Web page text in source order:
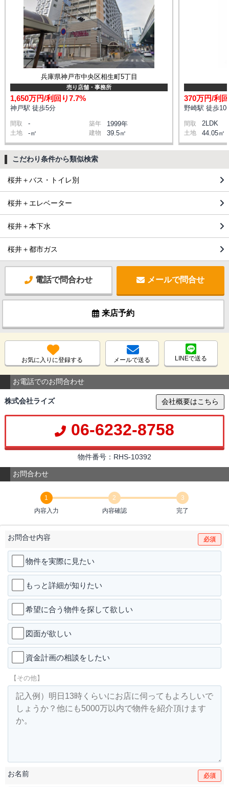
兵庫県神戸市中央区相生町5丁目
売り店舗・事務所
1,650万円/利回り7.7%
神戸駅 徒歩5分
間取 - 築年 1999年
土地 -㎡ 建物 39.5㎡
370万円/利
野崎駅 徒歩10
間取 2LDK
土地 44.05㎡
こだわり条件から類似検索
桜井＋バス・トイレ別
桜井＋エレベーター
桜井＋本下水
桜井＋都市ガス
電話で問合わせ メールで問合せ
来店予約
お気に入りに登録する メールで送る LINEで送る
お電話でのお問合わせ
株式会社ライズ 会社概要はこちら
06-6232-8758
物件番号：RHS-10392
お問合わせ
1
内容入力
2
内容確認
3
完了
お問合せ内容 必須
物件を実際に見たい
もっと詳細が知りたい
希望に合う物件を探して欲しい
図面が欲しい
資金計画の相談をしたい
【その他】
お名前 必須